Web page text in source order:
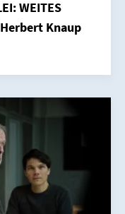
WEITES
Knaup